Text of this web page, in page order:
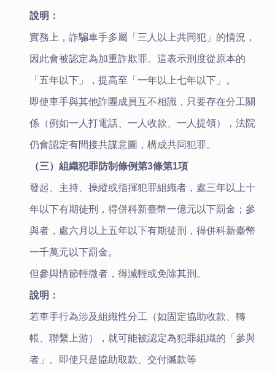
說明：
實務上，詐騙車手多屬「三人以上共同犯」的情況，
因此會被認定為加重詐欺罪。這表示刑度從原本的
「五年以下」，提高至「一年以上七年以下」。
即使車手與其他詐團成員互不相識，只要存在分工關
係（例如一人打電話、一人收款、一人提領），法院
仍會認定有間接共謀意圖，構成共同犯罪。
（三）組織犯罪防制條例第3條第1項
發起、主持、操縱或指揮犯罪組織者，處三年以上十
年以下有期徒刑，得併科新臺幣一億元以下罰金；參
與者，處六月以上五年以下有期徒刑，得併科新臺幣
一千萬元以下罰金。
但參與情節輕微者，得減輕或免除其刑。
說明：
若車手行為涉及組織性分工（如固定協助收款、轉
帳、聯繫上游），就可能被認定為犯罪組織的「參與
者」。即使只是協助取款、交付贓款等